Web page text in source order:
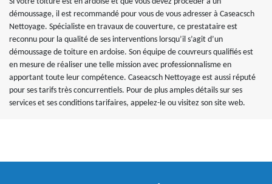
démoussage, il est recommandé pour vous de vous adresser à Caseacsch
Nettoyage. Spécialiste en travaux de couverture, ce prestataire est
reconnu pour la qualité de ses interventions lorsqu’il s’agit d’un
démoussage de toiture en ardoise. Son équipe de couvreurs qualifiés est
en mesure de réaliser une telle mission avec professionnalisme en
apportant toute leur compétence. Caseacsch Nettoyage est aussi réputé
pour ses tarifs très concurrentiels. Pour de plus amples détails sur ses
services et ses conditions tarifaires, appelez-le ou visitez son site web.